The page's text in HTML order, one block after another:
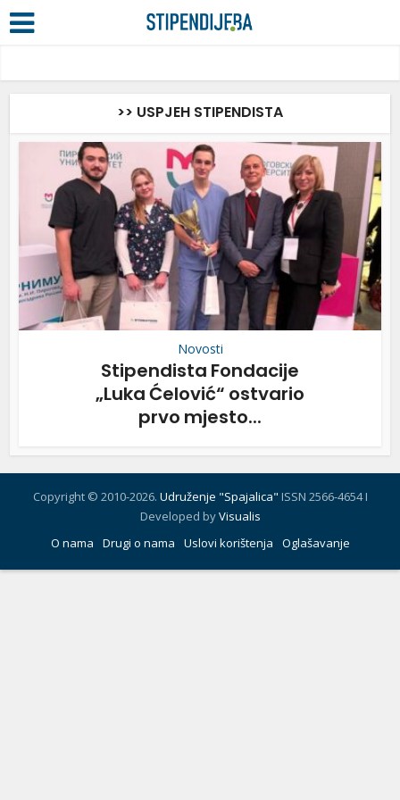
>> USPJEH STIPENDISTA
Novosti
Stipendista Fondacije
„Luka Ćelović“ ostvario
prvo mjesto...
Copyright © 2010-2026. Udruženje "Spajalica" ISSN 2566-4654 I
Developed byVisualis
O nama
Drugi o nama Uslovi korištenja Oglašavanje